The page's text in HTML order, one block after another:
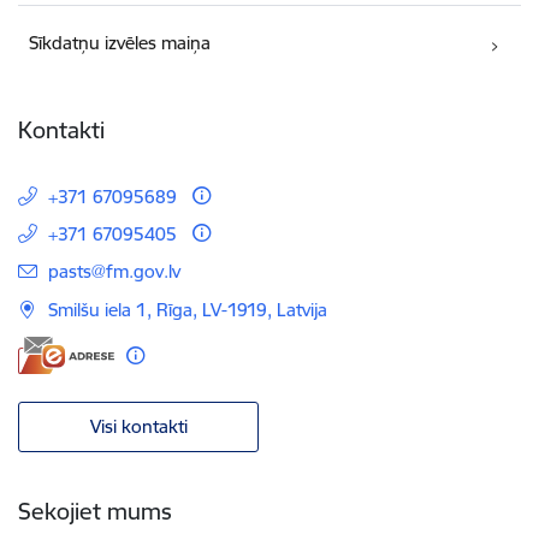
Sīkdatņu izvēles maiņa
Kontakti
+371 67095689
+371 67095405
E-pasts:
pasts@fm.gov.lv
Smilšu iela 1, Rīga, LV-1919, Latvija
Visi kontakti
Sekojiet mums